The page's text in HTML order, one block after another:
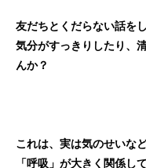
友だちとくだらない話を
気分がすっきりしたり、
んか？
これは、実は気のせいな
「呼吸」が大きく関係し